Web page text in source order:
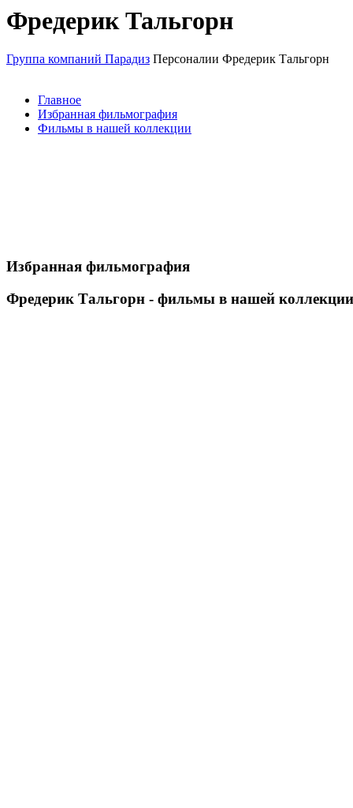
Фредерик Тальгорн
Группа компаний Парадиз Персоналии Фредерик Тальгорн
Главное
Избранная фильмография
Фильмы в нашей коллекции
Избранная фильмография
Фредерик Тальгорн - фильмы в нашей коллекции